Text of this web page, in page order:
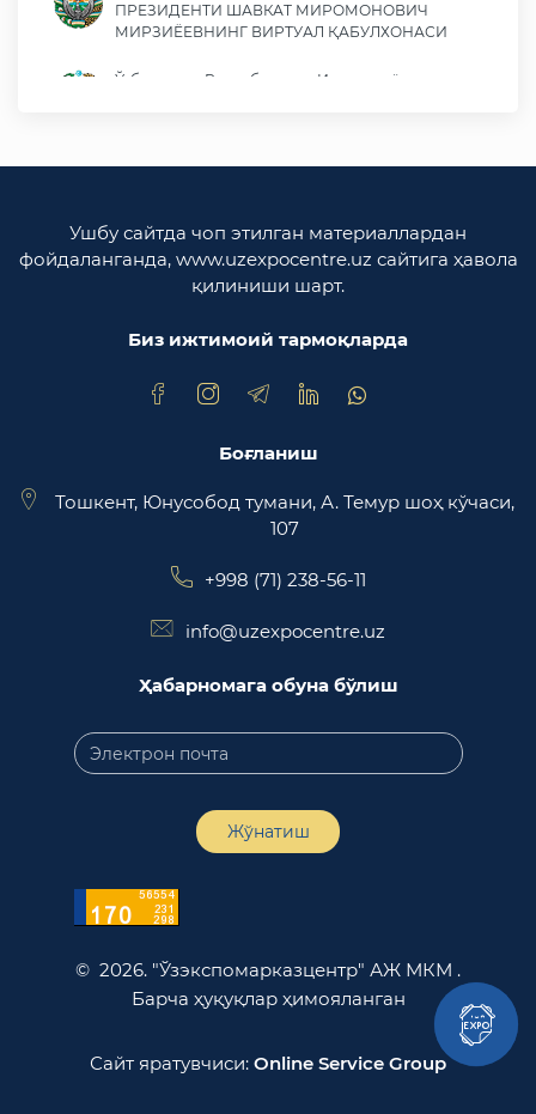
ПРЕЗИДЕНТИ ШАВКАТ МИРОМОНОВИЧ
МИРЗИЁЕВНИНГ ВИРТУАЛ ҚАБУЛХОНАСИ
Ўзбекистон Республикаси Иқтисодиёт ва
вазирлиги
Қонунчилик палатаси
Ўзбекистон Республикаси Адлия вазирлиги
Trade Uzbekistan миллий экспортбоп савдо
Ушбу сайтда чоп этилган материаллардан
фойдаланганда, www.uzexpocentre.uz сайтига ҳавола
қилиниши шарт.
Биз ижтимоий тармоқларда
Боғланиш
Тошкент, Юнусобод тумани, А. Темур шоҳ кўчаси,
107
+998 (71) 238-56-11
info@uzexpocentre.uz
Ҳабарномага обуна бўлиш
Жўнатиш
© 2026. "Ўзэкспомарказцентр" АЖ МКМ .
Барча ҳуқуқлар ҳимояланган
Сайт яратувчиси: Online Service Group